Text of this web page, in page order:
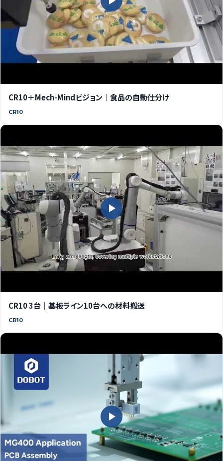
CR10＋Mech-Mindビジョン｜食品の自動仕分け
CR10
CR10 3台｜基板ライン10台への材料搬送
CR10